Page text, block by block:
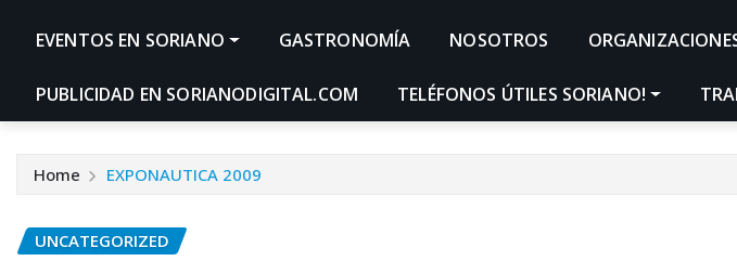
EVENTOS EN SORIANO GASTRONOMÍA NOSOTROS
PUBLICIDAD EN SORIANODIGITAL.COM TELÉFONOS ÚTILES SORIANO!
Home EXPONAUTICA 2009
UNCATEGORIZED